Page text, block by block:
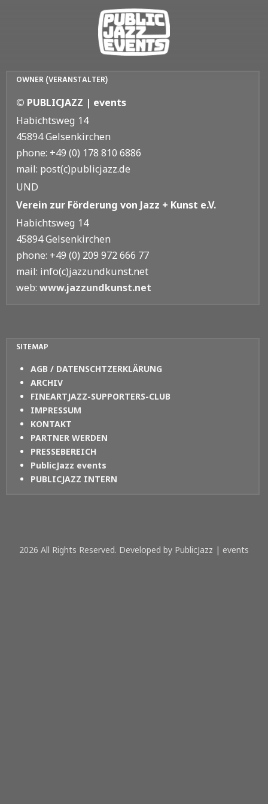
OWNER (VERANSTALTER)
© PUBLICJAZZ | events
Habichtsweg 14
45894 Gelsenkirchen
phone: +49 (0) 178 810 6886
mail: post(c)publicjazz.de
UND
Verein zur Förderung von Jazz + Kunst e.V.
Habichtsweg 14
45894 Gelsenkirchen
phone: +49 (0) 209 972 666 77
mail: info(c)jazzundkunst.net
web: www.jazzundkunst.net
SITEMAP
AGB / DATENSCHTZERKLÄRUNG
ARCHIV
FINEARTJAZZ-SUPPORTERS-CLUB
IMPRESSUM
KONTAKT
PARTNER WERDEN
PRESSEBEREICH
PublicJazz events
PUBLICJAZZ INTERN
2026 All Rights Reserved. Developed by PublicJazz | events